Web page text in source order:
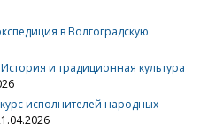
в Волгоградскую
и традиционная культура
исполнителей народных